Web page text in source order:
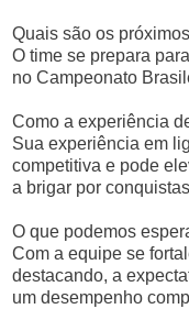
Quais são os
O time se prepara
no Campeonato
Como a experiência
Sua experiência em
competitiva e pode
a brigar por
O que podemos
Com a equipe se
destacando, a
um desempenho